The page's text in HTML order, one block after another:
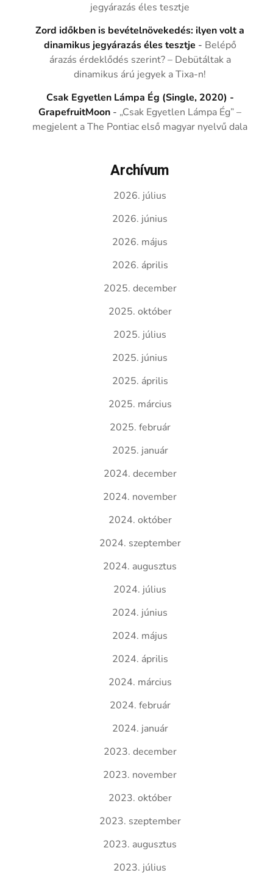
jegyárazás éles tesztje
Zord időkben is bevételnövekedés: ilyen volt a
dinamikus jegyárazás éles tesztje - Belépő
árazás érdeklődés szerint? – Debütáltak a
dinamikus árú jegyek a Tixa-n!
Csak Egyetlen Lámpa Ég (Single, 2020) -
GrapefruitMoon - „Csak Egyetlen Lámpa Ég” –
megjelent a The Pontiac első magyar nyelvű dala
Archívum
2026. július
2026. június
2026. május
2026. április
2025. december
2025. október
2025. július
2025. június
2025. április
2025. március
2025. február
2025. január
2024. december
2024. november
2024. október
2024. szeptember
2024. augusztus
2024. július
2024. június
2024. május
2024. április
2024. március
2024. február
2024. január
2023. december
2023. november
2023. október
2023. szeptember
2023. augusztus
2023. július